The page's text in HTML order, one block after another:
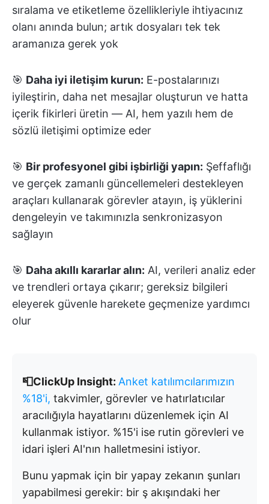
sıralama ve etiketleme özellikleriyle ihtiyacınız
olanı anında bulun; artık dosyaları tek tek
aramanıza gerek yok
🎯 Daha iyi iletişim kurun: E-postalarınızı
iyileştirin, daha net mesajlar oluşturun ve hatta
içerik fikirleri üretin — AI, hem yazılı hem de
sözlü iletişimi optimize eder
🎯 Bir profesyonel gibi işbirliği yapın: Şeffaflığı
ve gerçek zamanlı güncellemeleri destekleyen
araçları kullanarak görevler atayın, iş yüklerini
dengeleyin ve takımınızla senkronizasyon
sağlayın
🎯 Daha akıllı kararlar alın: AI, verileri analiz eder
ve trendleri ortaya çıkarır; gereksiz bilgileri
eleyerek güvenle harekete geçmenize yardımcı
olur
📮ClickUp Insight: Anket katılımcılarımızın
%18'i, takvimler, görevler ve hatırlatıcılar
aracılığıyla hayatlarını düzenlemek için AI
kullanmak istiyor. %15'i ise rutin görevleri ve
idari işleri AI'nın halletmesini istiyor.
Bunu yapmak için bir yapay zekanın şunları
yapabilmesi gerekir: bir ş akışındaki her